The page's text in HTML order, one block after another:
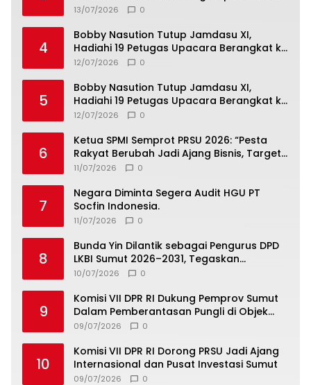
dari Universitas Dhyana Pura
13/07/2026 0
4
Bobby Nasution Tutup Jamdasu XI,
Hadiahi 19 Petugas Upacara Berangkat ke
Jamnas 2026
12/07/2026 0
5
Bobby Nasution Tutup Jamdasu XI,
Hadiahi 19 Petugas Upacara Berangkat ke
Jamnas 2026
12/07/2026 0
6
Ketua SPMI Semprot PRSU 2026: “Pesta
Rakyat Berubah Jadi Ajang Bisnis, Target
300 Ribu Pengunjung Tinggal Slogan”
11/07/2026 0
7
Negara Diminta Segera Audit HGU PT
Socfin Indonesia.
11/07/2026 0
8
Bunda Yin Dilantik sebagai Pengurus DPD
LKBI Sumut 2026–2031, Tegaskan
Komitmen Perkuat Toleransi dan
10/07/2026 0
9
Komisi VII DPR RI Dukung Pemprov Sumut
Dalam Pemberantasan Pungli di Objek
Wisata
09/07/2026 0
10
Komisi VII DPR RI Dorong PRSU Jadi Ajang
Internasional dan Pusat Investasi Sumut
09/07/2026 0